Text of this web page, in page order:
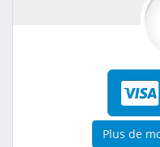
Plus de